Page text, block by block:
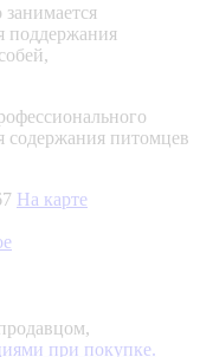
поддержания
содержания питомцев
На карте
при покупке.